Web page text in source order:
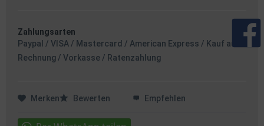
Zahlungsarten
Paypal / VISA / Mastercard / American Express / Kauf auf
Rechnung / Vorkasse / Ratenzahlung
Merken Bewerten Empfehlen